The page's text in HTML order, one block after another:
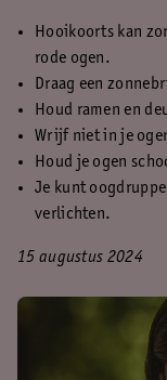
Hooikoorts kan
rode ogen.
Draag een
Houd ramen en
Wrijf niet in je
Houd je ogen
Je kunt
verlichten.
15 augustus 2024